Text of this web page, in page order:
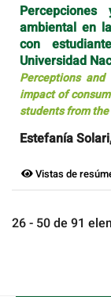
ambiental en
con
Universidad
Perceptions
impact of
students from
Estefanía
Vistas de
26 - 50 de 91